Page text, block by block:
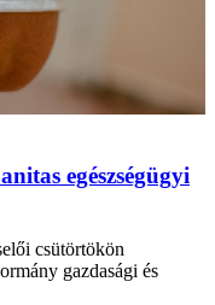
egészségügyi
csütörtökön
gazdasági és